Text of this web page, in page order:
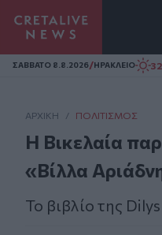
Homepage
ΣAΒΒΑΤΟ 8.8.2026/ΗΡΑΚΛΕΙΟ
ΑΡΧΙΚΗ / ΠΟΛΙΤΙΣΜΌΣ
Η Βικελαία
«Βίλλα
Το βιβλίο της